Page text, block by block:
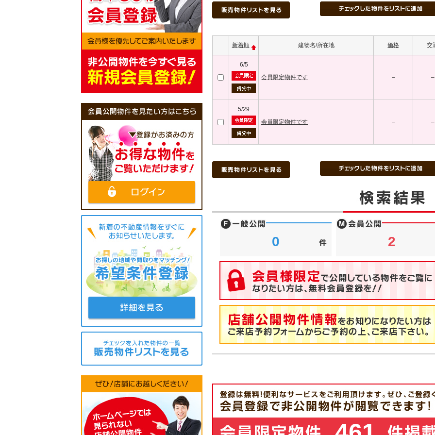
新着順 建物名/所在地 価格 交
6/5
会員限定物件です
– –
5/29
会員限定物件です
– –
0 2